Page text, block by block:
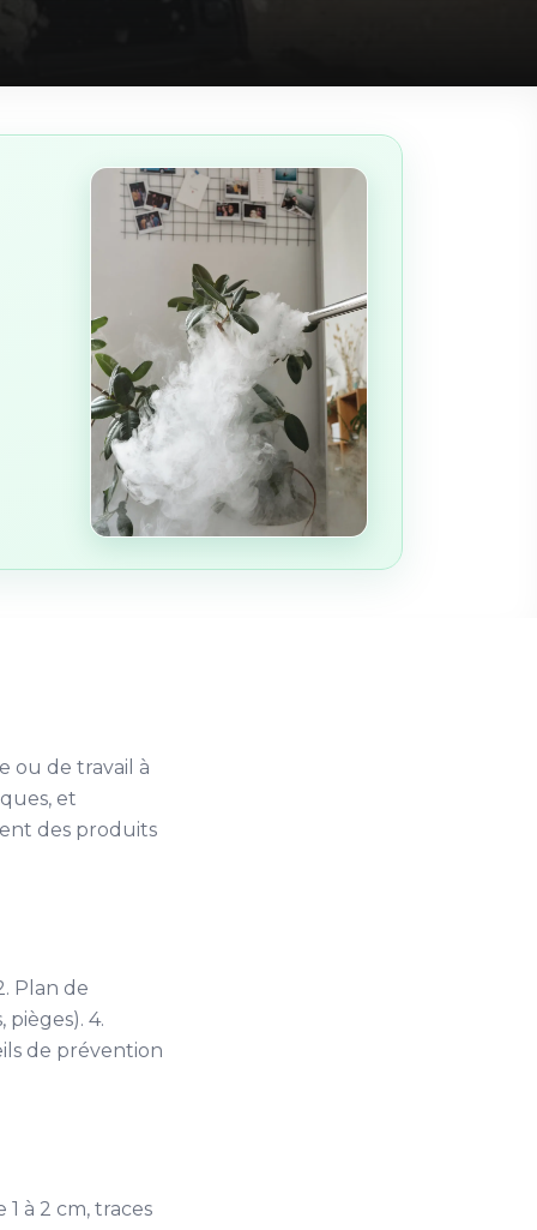
ou de travail à
et
des produits
Plan de
4.
de prévention
à 2 cm, traces